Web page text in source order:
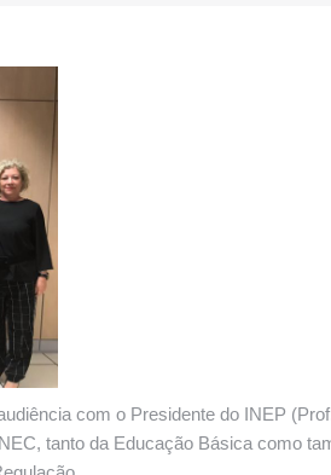
com o Presidente do INEP
tanto da Educação Básica como